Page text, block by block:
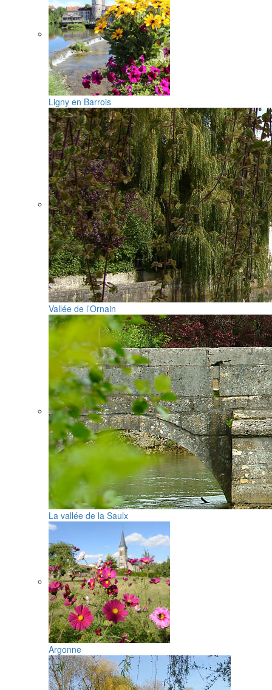
Ligny en Barrois
Vallée de l’Ornain
La vallée de la Saulx
Argonne